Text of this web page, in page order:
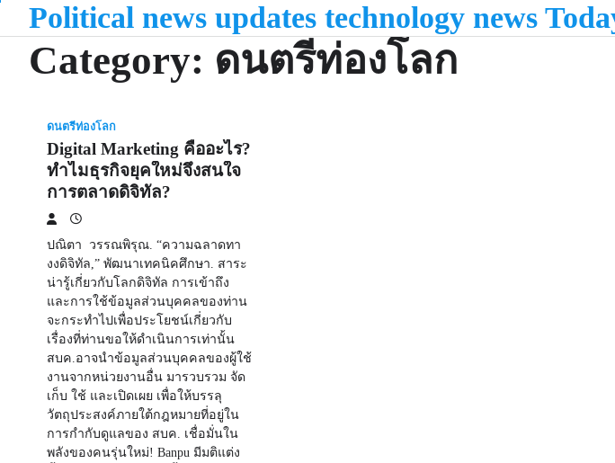
content
Political news updates technology news
Category: ดนตรีท่องโลก
ดนตรีท่องโลก
Digital Marketing คืออะไร?
ทำไมธุรกิจยุคใหม่จึงสนใจ
การตลาดดิจิทัล?
ปณิตา วรรณพิรุณ. “ความฉลาดทา
งงดิจิทัล,” พัฒนาเทคนิคศึกษา. สาระ
น่ารู้เกี่ยวกับโลกดิจิทัล การเข้าถึง
และการใช้ข้อมูลส่วนบุคคลของท่าน
จะกระทำไปเพื่อประโยชน์เกี่ยวกับ
เรื่องที่ท่านขอให้ดำเนินการเท่านั้น
สบค.อาจนำข้อมูลส่วนบุคคลของผู้ใช้
งานจากหน่วยงานอื่น มารวบรวม จัด
เก็บ ใช้ และเปิดเผย เพื่อให้บรรลุ
วัตถุประสงค์ภายใต้กฎหมายที่อยู่ใน
การกำกับดูแลของ สบค. เชื่อมั่นใน
พลังของคนรุ่นใหม่! Banpu มีมติแต่ง